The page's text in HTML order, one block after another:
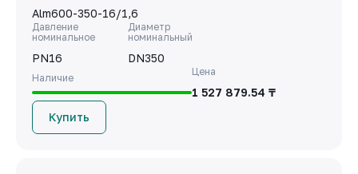
Alm600-350-16/1,6
Давление
номинальное
PN16
Диаметр
номинальный
DN350
Наличие
Цена
1 527 879.54 ₸
Купить